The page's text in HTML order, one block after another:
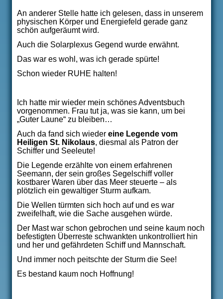
An anderer Stelle hatte ich gelesen, dass in unserem
physischen Körper und Energiefeld gerade ganz
schön aufgeräumt wird.
Auch die Solarplexus Gegend wurde erwähnt.
Das war es wohl, was ich gerade spürte!
Schon wieder RUHE halten!
Ich hatte mir wieder mein schönes Adventsbuch
vorgenommen. Frau tut ja, was sie kann, um bei
„Guter Laune“ zu bleiben…
Auch da fand sich wieder eine Legende vom
Heiligen St. Nikolaus, diesmal als Patron der
Schiffer und Seeleute!
Die Legende erzählte von einem erfahrenen
Seemann, der sein großes Segelschiff voller
kostbarer Waren über das Meer steuerte – als
plötzlich ein gewaltiger Sturm aufkam.
Die Wellen türmten sich hoch auf und es war
zweifelhaft, wie die Sache ausgehen würde.
Der Mast war schon gebrochen und seine kaum noch
befestigten Überreste schwankten unkontrolliert hin
und her und gefährdeten Schiff und Mannschaft.
Und immer noch peitschte der Sturm die See!
Es bestand kaum noch Hoffnung!